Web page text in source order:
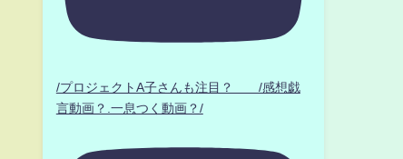
/プロジェクトA子さんも注目？ /感想戯
言動画？.一息つく動画？/